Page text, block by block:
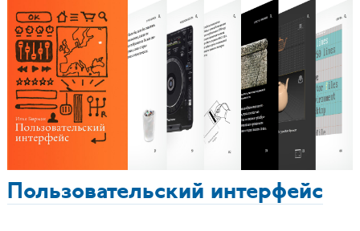
Пользовательский интерфейс